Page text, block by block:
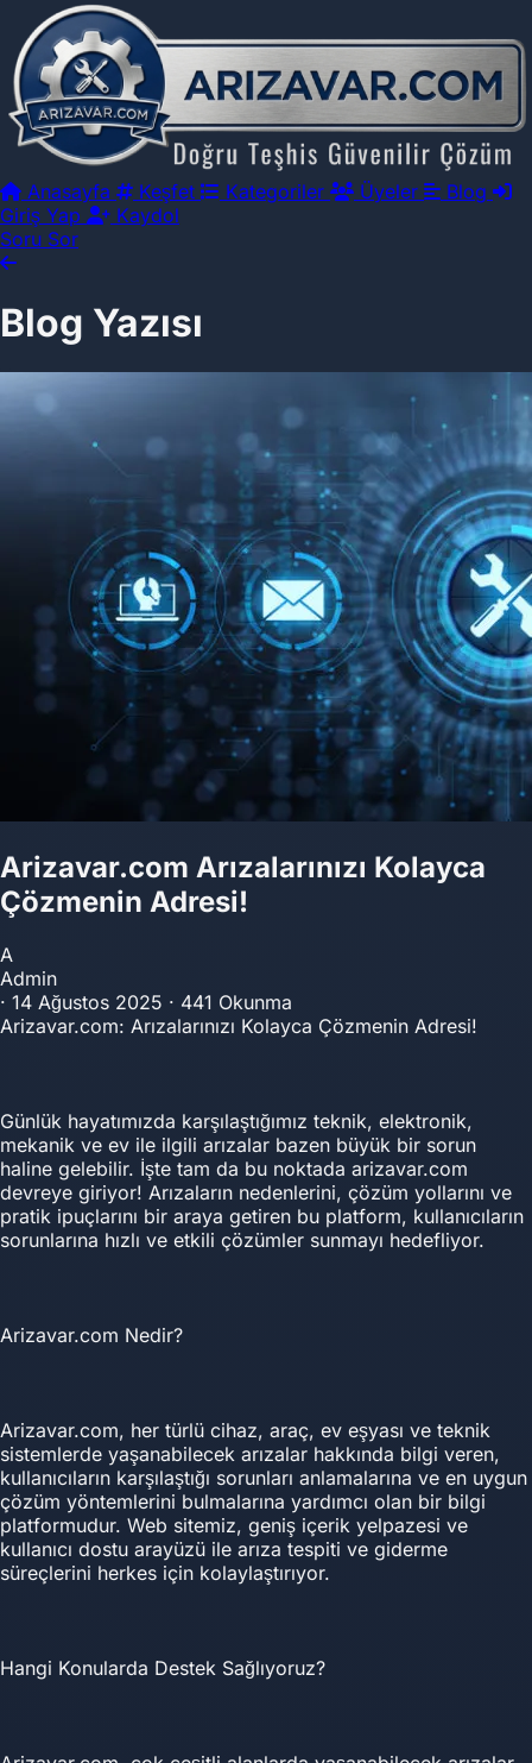
Anasayfa Keşfet Kategoriler Üyeler
Blog
Giriş Yap
Kaydol
Soru Sor
Blog Yazısı
Arizavar.com Arızalarınızı Kolayca
Çözmenin Adresi!
A
Admin
· 14 Ağustos 2025 · 441 Okunma
Arizavar.com: Arızalarınızı Kolayca Çözmenin Adresi!
Günlük hayatımızda karşılaştığımız teknik, elektronik,
mekanik ve ev ile ilgili arızalar bazen büyük bir sorun
haline gelebilir. İşte tam da bu noktada arizavar.com
devreye giriyor! Arızaların nedenlerini, çözüm yollarını ve
pratik ipuçlarını bir araya getiren bu platform, kullanıcıların
sorunlarına hızlı ve etkili çözümler sunmayı hedefliyor.
Arizavar.com Nedir?
Arizavar.com, her türlü cihaz, araç, ev eşyası ve teknik
sistemlerde yaşanabilecek arızalar hakkında bilgi veren,
kullanıcıların karşılaştığı sorunları anlamalarına ve en uygun
çözüm yöntemlerini bulmalarına yardımcı olan bir bilgi
platformudur. Web sitemiz, geniş içerik yelpazesi ve
kullanıcı dostu arayüzü ile arıza tespiti ve giderme
süreçlerini herkes için kolaylaştırıyor.
Hangi Konularda Destek Sağlıyoruz?